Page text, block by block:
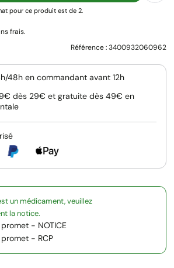
pour ce produit est de 2.
frais.
Référence :3400932060962
48h en commandant avant 12h
dès 29€ et gratuite dès 49€ en
un médicament, veuillez
la notice.
- NOTICE
- RCP